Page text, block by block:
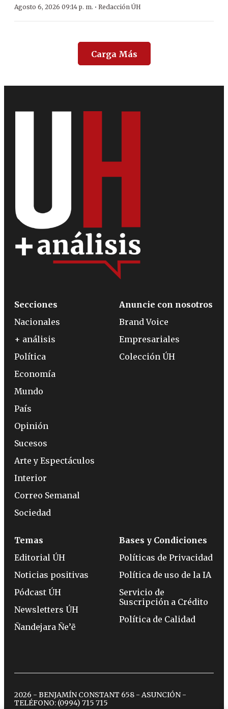
Agosto 6, 2026 09:14 p. m. · Redacción ÚH
Carga Más
Secciones
Nacionales
+ análisis
Política
Economía
Mundo
País
Opinión
Sucesos
Arte y Espectáculos
Interior
Correo Semanal
Sociedad
Anuncie con nosotros
Brand Voice
Empresariales
Colección ÚH
Temas
Editorial ÚH
Noticias positivas
Pódcast ÚH
Newsletters ÚH
Ñandejara Ñe’ẽ
Bases y Condiciones
Políticas de Privacidad
Política de uso de la IA
Servicio de
Suscripción a Crédito
Política de Calidad
2026 - BENJAMÍN CONSTANT 658 - ASUNCIÓN -
TELÉFONO: (0994) 715 715